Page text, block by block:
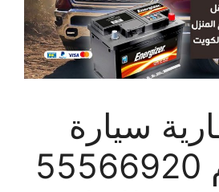
سيارة
دودج رام 55566920